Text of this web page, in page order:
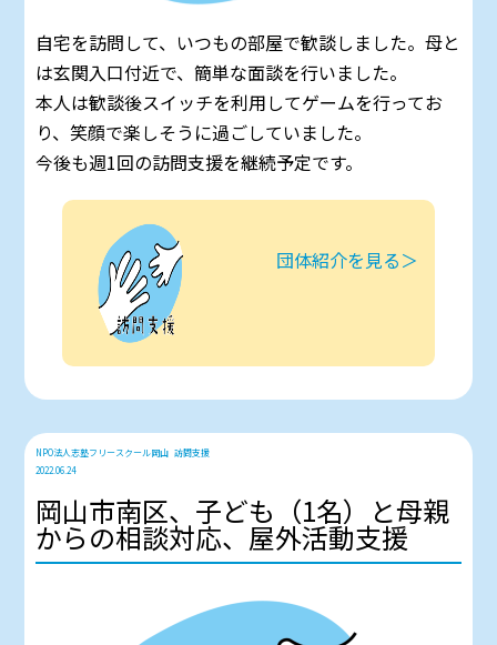
自宅を訪問して、いつもの部屋で歓談しました。母と
は玄関入口付近で、簡単な面談を行いました。
本人は歓談後スイッチを利用してゲームを行ってお
り、笑顔で楽しそうに過ごしていました。
今後も週1回の訪問支援を継続予定です。
団体紹介を見る＞
NPO法人志塾フリースクール岡山 訪問支援
2022.06.24
岡山市南区、子ども（1名）と母親
からの相談対応、屋外活動支援